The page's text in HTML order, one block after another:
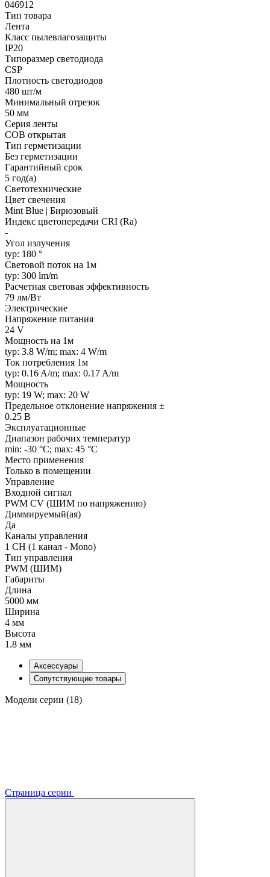
046912
Тип товара
Лента
Класс пылевлагозащиты
IP20
Типоразмер светодиода
CSP
Плотность светодиодов
480 шт/м
Минимальный отрезок
50 мм
Серия ленты
COB открытая
Тип герметизации
Без герметизации
Гарантийный срок
5 год(а)
Светотехнические
Цвет свечения
Mint Blue | Бирюзовый
Индекс цветопередачи CRI (Ra)
-
Угол излучения
typ: 180 °
Световой поток на 1м
typ: 300 lm/m
Расчетная световая эффективность
79 лм/Вт
Электрические
Напряжение питания
24 V
Мощность на 1м
typ: 3.8 W/m; max: 4 W/m
Ток потребления 1м
typ: 0.16 A/m; max: 0.17 A/m
Мощность
typ: 19 W; max: 20 W
Предельное отклонение напряжения ±
0.25 В
Эксплуатационные
Диапазон рабочих температур
min: -30 °C; max: 45 °C
Место применения
Только в помещении
Управление
Входной сигнал
PWM СV (ШИМ по напряжению)
Диммируемый(ая)
Да
Каналы управления
1 CH (1 канал - Mono)
Тип управления
PWM (ШИМ)
Габариты
Длина
5000 мм
Ширина
4 мм
Высота
1.8 мм
Аксессуары
Сопутствующие товары
Модели серии (18)
Страница серии